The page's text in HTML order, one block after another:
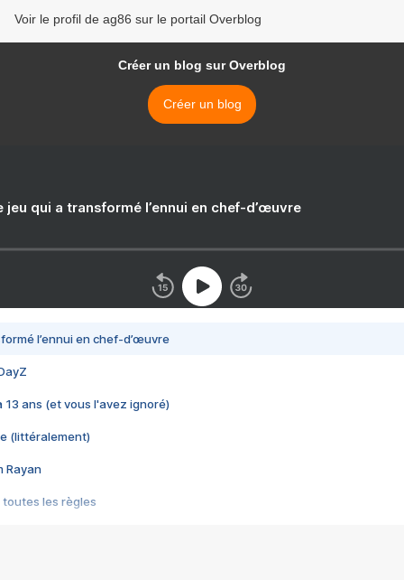
Voir le profil de ag86 sur le portail Overblog
Créer un blog sur Overblog
Créer un blog
jeu qui a transformé l’ennui en chef-d’œuvre
l’ennui en chef-d’œuvre
13 ans (et vous l'avez ignoré)
(littéralement)
Rayan
toutes les règles